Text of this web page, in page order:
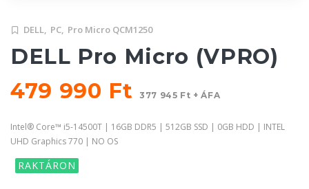
DELL, PC, Pro Micro QCM1250
DELL Pro Micro (VPRO)
479 990 Ft
377 945 Ft + ÁFA
Intel® Core™ i5-14500T | 16GB DDR5 | 512GB SSD | 0GB HDD | INTEL
UHD Graphics 770 | NO OS
RAKTÁRON